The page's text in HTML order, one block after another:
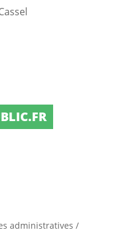
administratives /